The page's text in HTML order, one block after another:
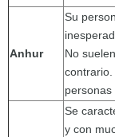
Anhur
Su
No
personas
Se
y con